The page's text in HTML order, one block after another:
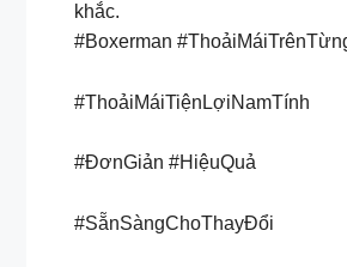
khắc.
#Boxerman
#ThoảiMáiTiệnLợiNamTính
#ĐơnGiản #HiệuQuả
#SẵnSàngChoThayĐổi